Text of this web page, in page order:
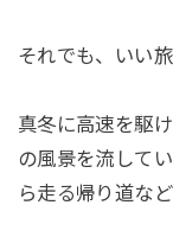
それでも、いい
真冬に高速を駆
の風景を流して
ら走る帰り道な